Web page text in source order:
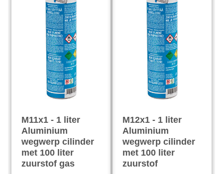
M11x1 - 1 liter
Aluminium
wegwerp cilinder
met 100 liter
zuurstof gas
M12x1 - 1 liter
Aluminium
wegwerp cilinder
met 100 liter
zuurstof